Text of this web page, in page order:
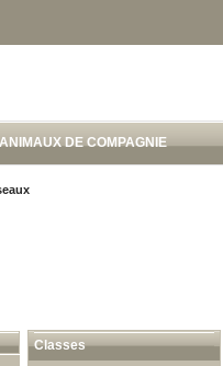
ANIMAUX DE COMPAGNIE
Classes